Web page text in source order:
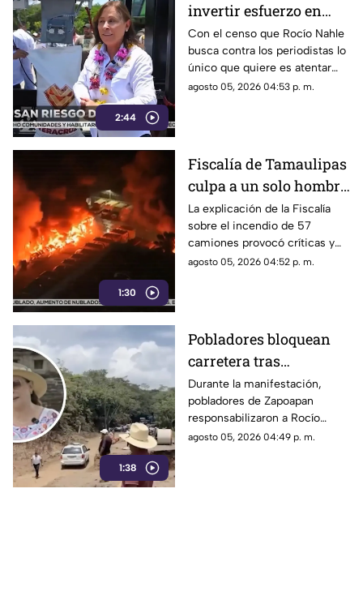
2:44
invertir esfuerzo en
censar a periodistas
antes que en
protegerlos de la
violencia
Con el censo que Rocío Nahle
busca contra los periodistas lo
único que quiere es atentar
contra la libertad de expresión,
agosto 05, 2026 04:53 p. m.
1:30
Fiscalía de Tamaulipas
culpa a un solo hombre
por el incendio de un
lote 47 camiones de
papitas
La explicación de la Fiscalía
sobre el incendio de 57
camiones provocó críticas y
cuestionamientos a nivel
agosto 05, 2026 04:52 p. m.
1:38
Pobladores bloquean
carretera tras
abandono de
importante obra en
Catemaco; exigen
solución de Rocío
Durante la manifestación,
pobladores de Zapoapan
responsabilizaron a Rocío
Nahle por no mantener un
agosto 05, 2026 04:49 p. m.